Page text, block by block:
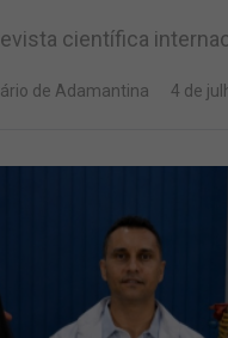
científica
de Adamantina 4 de